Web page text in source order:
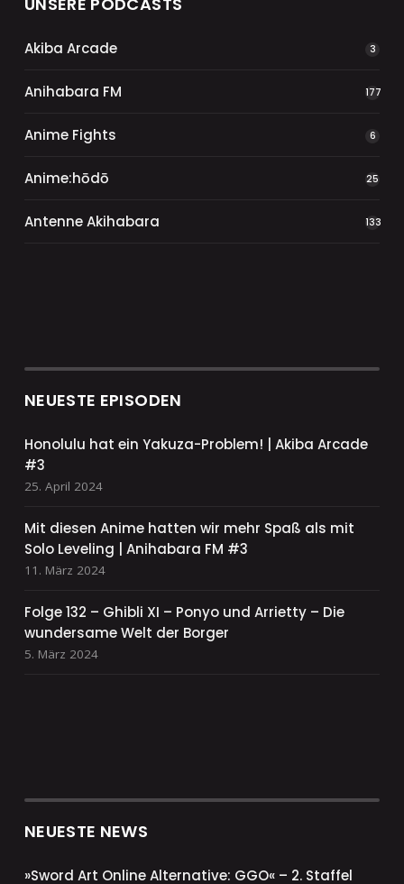
Akiba Arcade 3
Anihabara FM 177
Anime Fights 6
Anime:hōdō 25
Antenne Akihabara 133
NEUESTE EPISODEN
Honolulu hat ein Yakuza-Problem! | Akiba Arcade
#3
25. April 2024
Mit diesen Anime hatten wir mehr Spaß als mit
Solo Leveling | Anihabara FM #3
11. März 2024
Folge 132 – Ghibli XI – Ponyo und Arrietty – Die
wundersame Welt der Borger
5. März 2024
NEUESTE NEWS
»Sword Art Online Alternative: GGO« – 2. Staffel